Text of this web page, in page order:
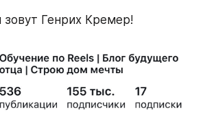
Генрих Кремер!